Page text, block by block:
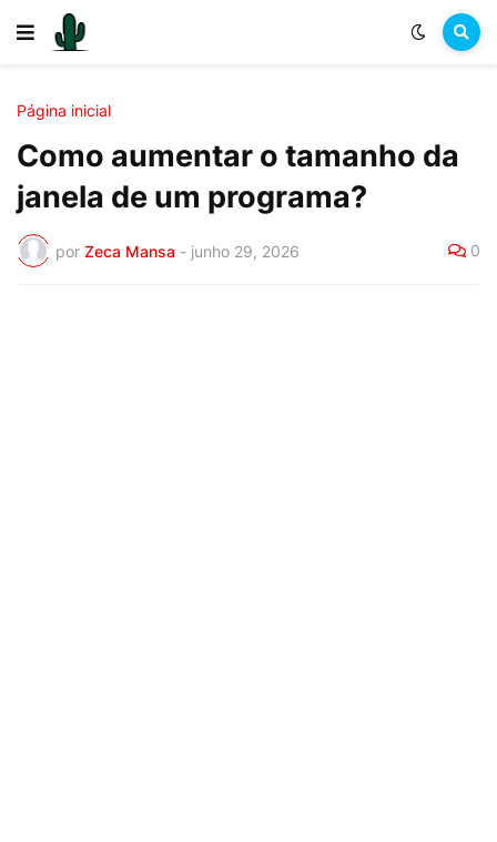
Página inicial
Como aumentar o tamanho da
janela de um programa?
por Zeca Mansa - junho 29, 2026 0